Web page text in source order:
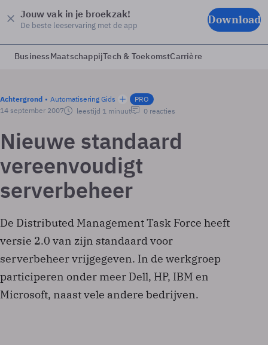
Jouw vak in je broekzak!
De beste leeservaring met de app Download
BusinessMaatschappijTech & ToekomstCarrière
Achtergrond Automatisering Gids
PRO
14 september 2007
leestijd 1 minuut 0 reacties
Nieuwe standaard
vereenvoudigt
serverbeheer
De Distributed Management Task Force heeft
versie 2.0 van zijn standaard voor
serverbeheer vrijgegeven. In de werkgroep
participeren onder meer Dell, HP, IBM en
Microsoft, naast vele andere bedrijven.